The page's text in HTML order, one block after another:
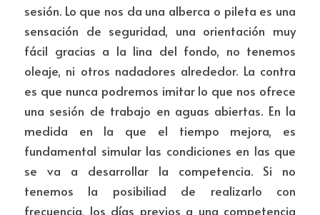
sesión. Lo que nos da una alberca o pileta es una
sensación de seguridad, una orientación muy
fácil gracias a la lina del fondo, no tenemos
oleaje, ni otros nadadores alrededor. La contra
es que nunca podremos imitar lo que nos ofrece
una sesión de trabajo en aguas abiertas. En la
medida en la que el tiempo mejora, es
fundamental simular las condiciones en las que
se va a desarrollar la competencia. Si no
tenemos la posibiliad de realizarlo con
frecuencia, los días previos a una competencia